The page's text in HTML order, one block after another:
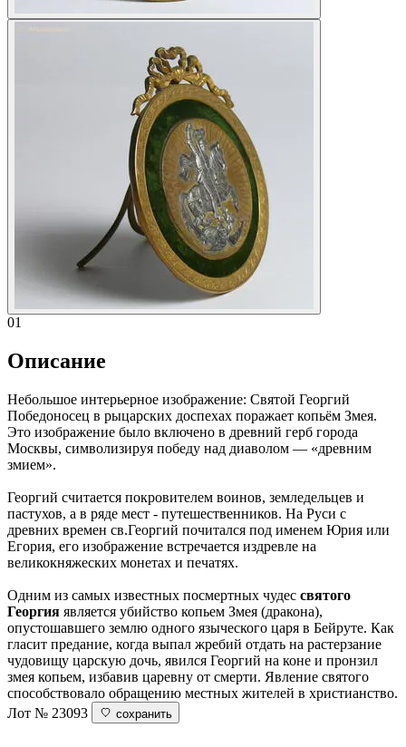
01
Описание
Небольшое интерьерное изображение: Святой Георгий
Победоносец в рыцарских доспехах поражает копьём Змея.
Это изображение было включено в древний герб города
Москвы, символизируя победу над диаволом — «древним
змием».
Георгий считается покровителем воинов, земледельцев и
пастухов, а в ряде мест - путешественников. На Руси с
древних времен св.Георгий почитался под именем Юрия или
Егория, его изображение встречается издревле на
великокняжеских монетах и печатях.
Одним из самых известных посмертных чудес святого
Георгия является убийство копьем Змея (дракона),
опустошавшего землю одного языческого царя в Бейруте. Как
гласит предание, когда выпал жребий отдать на растерзание
чудовищу царскую дочь, явился Георгий на коне и пронзил
змея копьем, избавив царевну от смерти. Явление святого
способствовало обращению местных жителей в христианство.
Лот № 23093
сохранить